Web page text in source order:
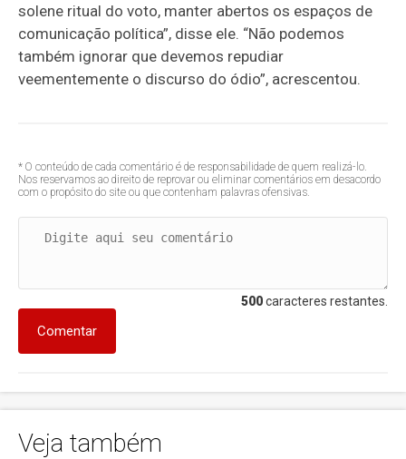
solene ritual do voto, manter abertos os espaços de
comunicação política”, disse ele. “Não podemos
também ignorar que devemos repudiar
veementemente o discurso do ódio”, acrescentou.
* O conteúdo de cada comentário é de responsabilidade de quem realizá-lo.
Nos reservamos ao direito de reprovar ou eliminar comentários em desacordo
com o propósito do site ou que contenham palavras ofensivas.
500caracteres restantes.
Comentar
Veja também